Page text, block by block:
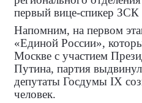
первый вице-спикер ЗСК
Напомним, на первом
«Единой России»,
Москве с участием
Путина, партия
депутаты Госдумы IX
человек.